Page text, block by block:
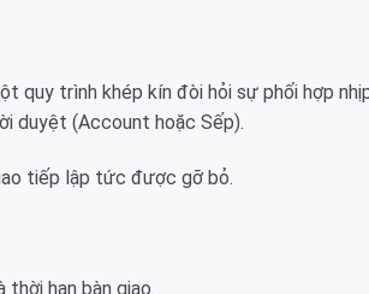
quy trình khép kín đòi hỏi sự phối hợp
duyệt (Account hoặc Sếp).
tiếp lập tức được gỡ bỏ.
hạn bàn giao.